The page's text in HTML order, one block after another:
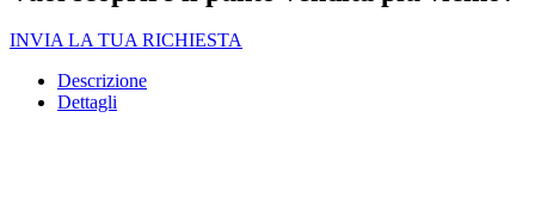
INVIA LA TUA RICHIESTA
Descrizione
Dettagli